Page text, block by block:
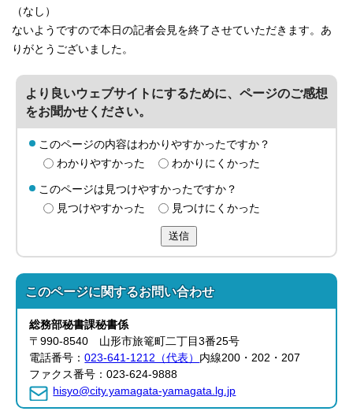
（なし）
ないようですので本日の記者会見を終了させていただきます。あ
りがとうございました。
より良いウェブサイトにするために、ページのご感想
をお聞かせください。
このページの内容はわかりやすかったですか？
わかりやすかった
わかりにくかった
このページは見つけやすかったですか？
見つけやすかった
見つけにくかった
送信
このページに関するお問い合わせ
総務部秘書課秘書係
〒990-8540 山形市旅篭町二丁目3番25号
電話番号：023-641-1212（代表） 内線200・202・207
ファクス番号：023-624-9888
hisyo@city.yamagata-yamagata.lg.jp